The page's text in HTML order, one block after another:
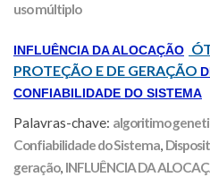
uso múltiplo
INFLUÊNCIA DA ALOCAÇÃO
PROTEÇÃO E DE GERAÇÃO
CONFIABILIDADE DO SISTEMA
Palavras-chave: algoritimo
Confiabilidade do Sistema,
geração, INFLUÊNCIA DA